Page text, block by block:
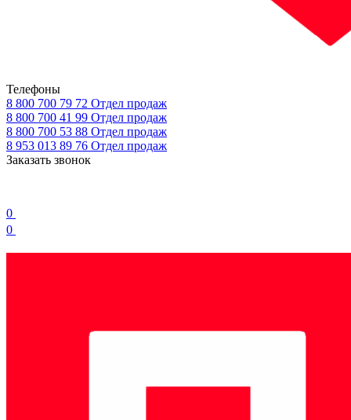
Телефоны
8 800 700 79 72 Отдел продаж
8 800 700 41 99 Отдел продаж
8 800 700 53 88 Отдел продаж
8 953 013 89 76 Отдел продаж
Заказать звонок
0
0